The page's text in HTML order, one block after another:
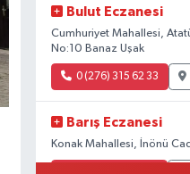
Bulut Eczanesi
Cumhuriyet Mahallesi,
No:10 Banaz Uşak
0 (276) 315 62 33
Barış Eczanesi
Konak Mahallesi, İnönü